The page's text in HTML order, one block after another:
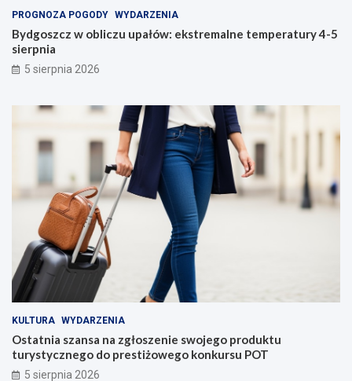
PROGNOZA POGODY WYDARZENIA
Bydgoszcz w obliczu upałów: ekstremalne temperatury 4-5
sierpnia
5 sierpnia 2026
KULTURA WYDARZENIA
Ostatnia szansa na zgłoszenie swojego produktu
turystycznego do prestiżowego konkursu POT
5 sierpnia 2026